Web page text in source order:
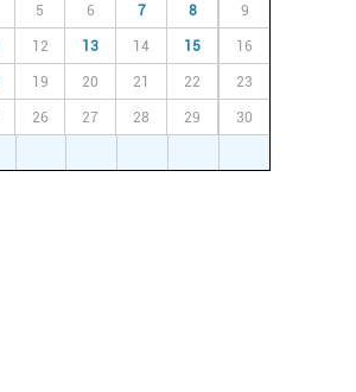
5 6 7 8 9
12 13 14 15 16
19 20 21 22 23
26 27 28 29 30